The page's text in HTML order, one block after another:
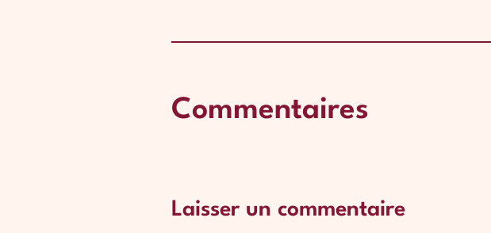
Commentaires
Laisser un commentaire